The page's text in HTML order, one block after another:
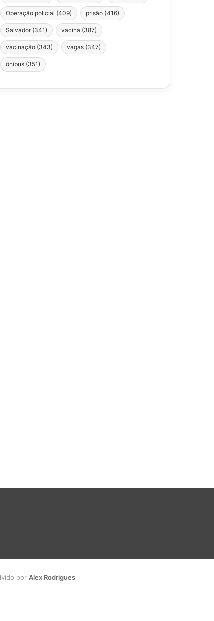
Operação policial (409) prisão (416)
Salvador (341) vacina (387)
vacinação (343) vagas (347)
ônibus (351)
por Alex Rodrigues